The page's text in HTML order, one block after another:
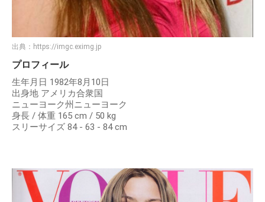
出典： https://imgc.eximg.jp
プロフィール
生年月日 1982年8月10日
出身地 アメリカ合衆国
ニューヨーク州ニューヨーク
身長 / 体重 165 cm / 50 kg
スリーサイズ 84 - 63 - 84 cm